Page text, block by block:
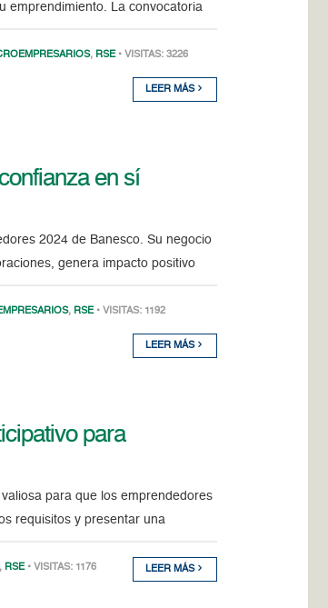
emprendimiento. La convocatoria
, RSE • VISITAS: 3226
LEER MÁS
en sí
2024 de Banesco. Su negocio
genera impacto positivo
, RSE • VISITAS: 1192
LEER MÁS
para
para que los emprendedores
requisitos y presentar una
, RSE • VISITAS: 1176 LEER MÁS